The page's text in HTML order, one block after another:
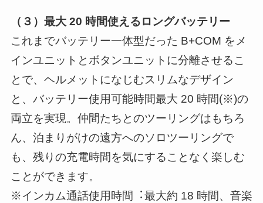
（３）最大 20 時間使えるロングバッテリー
これまでバッテリー一体型だった B+COM をメ
インユニットとボタンユニットに分離させるこ
とで、ヘルメットになじむスリムなデザイン
と、バッテリー使用可能時間最大 20 時間(※)の
両立を実現。仲間たちとのツーリングはもちろ
ん、泊まりがけの遠方へのソロツーリングで
も、残りの充電時間を気にすることなく楽しむ
ことができます。
※インカム通話使用時間︓最大約 18 時間、音楽